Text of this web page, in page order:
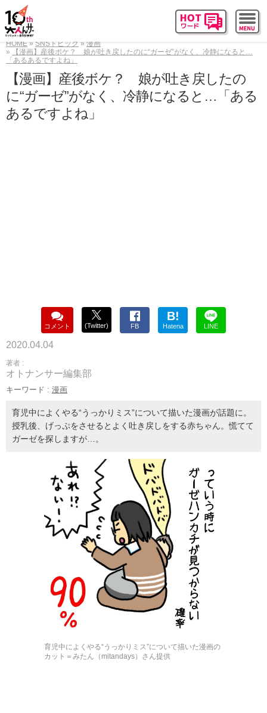
HOME SNSトピック
漫画
【漫画】産後ボケ？ 娘が吐き戻したのに“ガーゼ”がなく、冷静になると…
「あるあるですよね」
【漫画】産後ボケ？ 娘が吐き戻したの
に“ガーゼ”がなく、冷静になると…「ある
あるですよね」
コメント (Twitter) FB
B!
Hatena LINE
2020.04.04
著者 :
オトナンサー編集部
キーワード : 漫画
育児中によくやる“うっかりミス”について描いた漫画が話題に。
授乳後、げっぷをさせるとよく吐き戻しをする赤ちゃん。慌てて
ガーゼを探しますが…。
育児中によくやる“うっかりミス”について描いた漫画の
カット＝みたん（mitandays）さん提供